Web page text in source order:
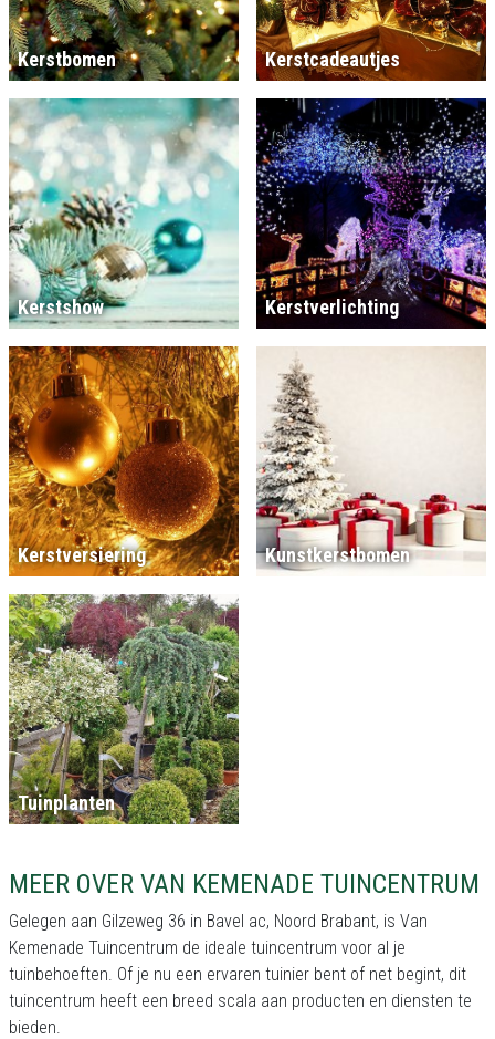
Kerstbomen Kerstcadeautjes
Kerstshow Kerstverlichting
Kerstversiering Kunstkerstbomen
Tuinplanten
MEER OVER VAN KEMENADE TUINCENTRUM
Gelegen aan Gilzeweg 36 in Bavel ac, Noord Brabant, is Van
Kemenade Tuincentrum de ideale tuincentrum voor al je
tuinbehoeften. Of je nu een ervaren tuinier bent of net begint, dit
tuincentrum heeft een breed scala aan producten en diensten te
bieden.